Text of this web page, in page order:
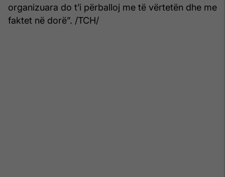
organizuara do t’i përballoj me të vërtetën dhe me
faktet në dorë”. /TCH/